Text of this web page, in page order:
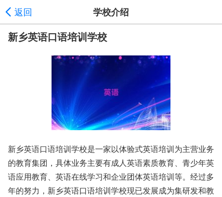
返回 学校介绍
新乡英语口语培训学校
新乡英语口语培训学校是一家以体验式英语培训为主营业务
的教育集团，具体业务主要有成人英语素质教育、青少年英
语应用教育、英语在线学习和企业团体英语培训等。经过多
年的努力，新乡英语口语培训学校现已发展成为集研发和教